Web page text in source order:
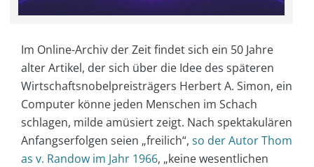
Im Online-Archiv der Zeit findet sich ein 50 Jahre
alter Artikel, der sich über die Idee des späteren
Wirtschaftsnobelpreisträgers Herbert A. Simon, ein
Computer könne jeden Menschen im Schach
schlagen, milde amüsiert zeigt. Nach spektakulären
Anfangserfolgen seien „freilich“, so der Autor Thom
as v. Randow im Jahr 1966, „keine wesentlichen